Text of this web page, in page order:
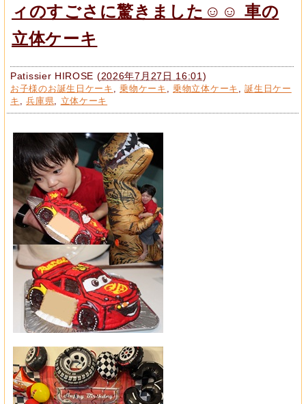
ィのすごさに驚きました☺️☺️ 車の
立体ケーキ
Patissier HIROSE (2026年7月27日 16:01 )
お子様のお誕生日ケーキ ,乗物ケーキ ,乗物立体ケーキ ,誕生日ケー
キ
,兵庫県 立体ケーキ